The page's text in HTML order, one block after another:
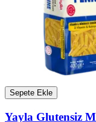
Sepete Ekle
Yayla Glutensiz